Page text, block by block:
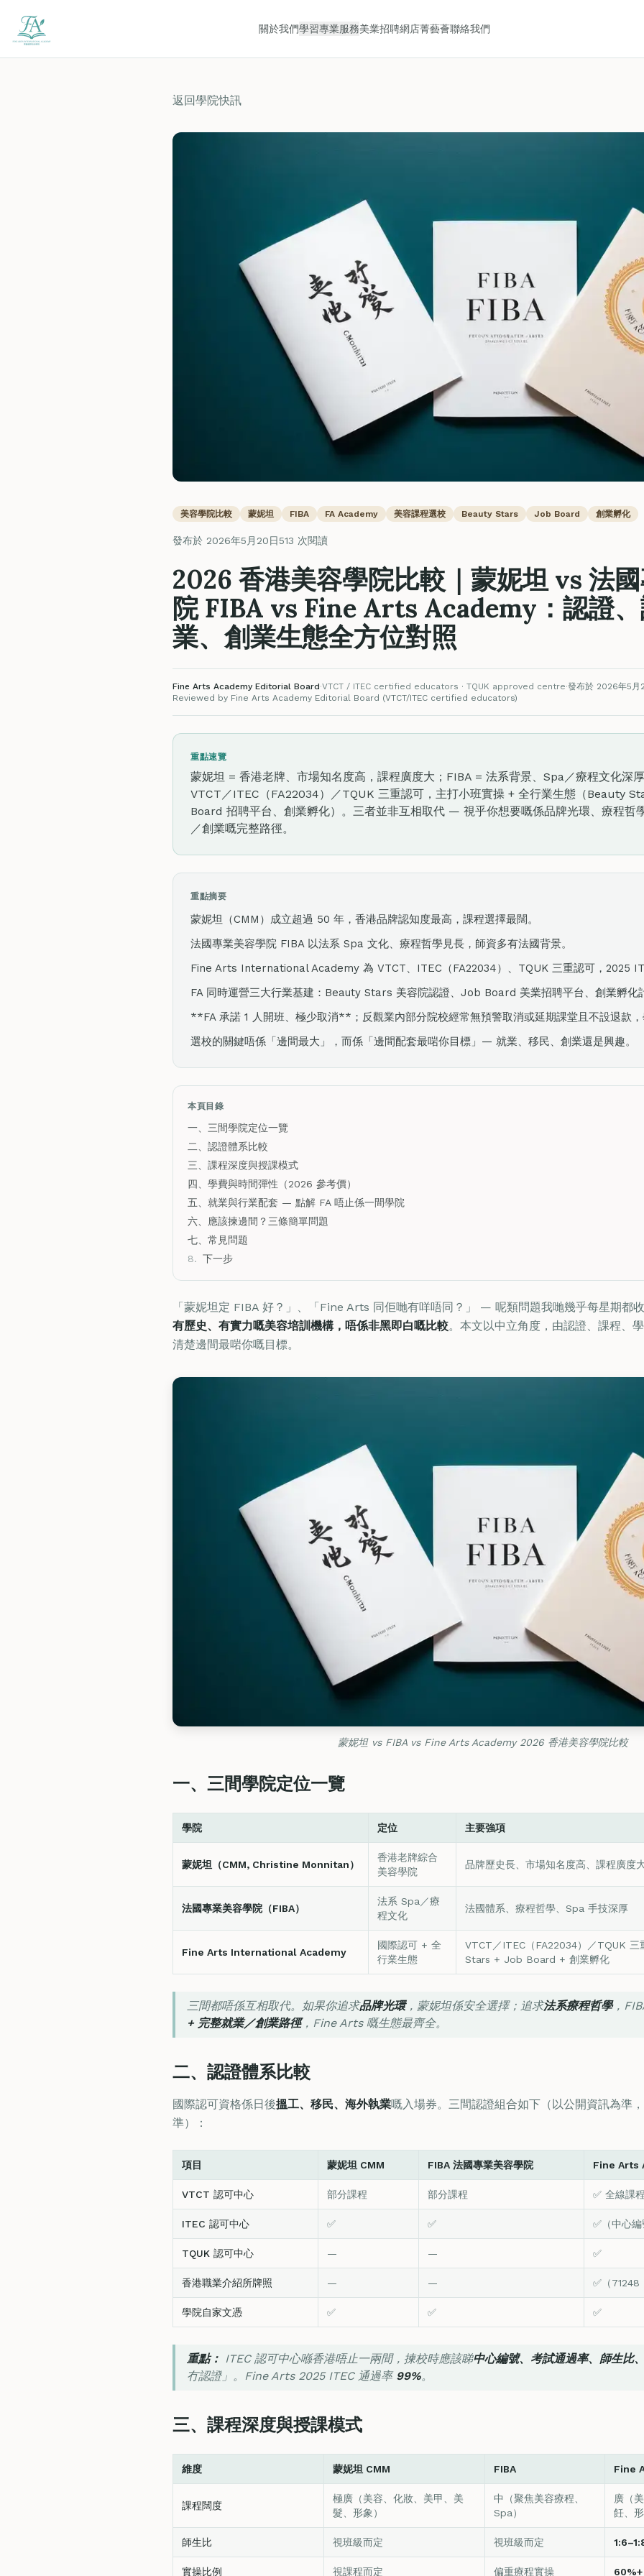
關於我們學習專業服務美業招聘網店菁藝薈聯絡我們
返回學院快訊
美容學院比較 蒙妮坦 FIBA FA Academy 美容課程選校 Beauty Stars Job Board 創業孵化
發布於 2026年5月20日513 次閱讀
2026 香港美容學院比較｜蒙妮坦 vs 法
院 FIBA vs Fine Arts Academy：認證
業、創業生態全方位對照
Fine Arts Academy Editorial Board·VTCT / ITEC certified educators · TQUK approved centre·發布於 2026年5月
Reviewed by Fine Arts Academy Editorial Board (VTCT/ITEC certified educators)
重點速覽
蒙妮坦 = 香港老牌、市場知名度高，課程廣度大；FIBA = 法系背景、Spa／療程文化
VTCT／ITEC（FA22034）／TQUK 三重認可，主打小班實操 + 全行業生態（Beauty
Board 招聘平台、創業孵化）。三者並非互相取代 — 視乎你想要嘅係品牌光環、療程哲
／創業嘅完整路徑。
重點摘要
蒙妮坦（CMM）成立超過 50 年，香港品牌認知度最高，課程選擇最闊。
法國專業美容學院 FIBA 以法系 Spa 文化、療程哲學見長，師資多有法國背景。
Fine Arts International Academy 為 VTCT、ITEC（FA22034）、TQUK 三重認可，2025
FA 同時運營三大行業基建：Beauty Stars 美容院認證、Job Board 美業招聘平台、創業孵化
**FA 承諾 1 人開班、極少取消**；反觀業內部分院校經常無預警取消或延期課堂且不設退款
選校的關鍵唔係「邊間最大」，而係「邊間配套最啱你目標」— 就業、移民、創業還是興趣。
本頁目錄
一、三間學院定位一覽
二、認證體系比較
三、課程深度與授課模式
四、學費與時間彈性（2026 參考價）
五、就業與行業配套 — 點解 FA 唔止係一間學院
六、應該揀邊間？三條簡單問題
七、常見問題
8. 下一步
「蒙妮坦定 FIBA 好？」、「Fine Arts 同佢哋有咩唔同？」 — 呢類問題我哋幾乎每星期都
有歷史、有實力嘅美容培訓機構，唔係非黑即白嘅比較。本文以中立角度，由認證、課程、
清楚邊間最啱你嘅目標。
蒙妮坦 vs FIBA vs Fine Arts Academy 2026 香港美容學院比較
一、三間學院定位一覽
學院 定位 主要強項
蒙妮坦（CMM, Christine Monnitan）
香港老牌綜合
美容學院
品牌歷史長、市場知名度高、課程廣度
法國專業美容學院（FIBA）
法系 Spa／療
程文化
法國體系、療程哲學、Spa 手技深厚
Fine Arts International Academy
國際認可 + 全
行業生態
VTCT／ITEC（FA22034）／TQUK
Stars + Job Board + 創業孵化
三間都唔係互相取代。如果你追求品牌光環，蒙妮坦係安全選擇；追求法系療程哲學，
+ 完整就業／創業路徑，Fine Arts 嘅生態最齊全。
二、認證體系比較
國際認可資格係日後搵工、移民、海外執業嘅入場券。三間認證組合如下（以公開資訊為準
準）：
項目 蒙妮坦 CMM FIBA 法國專業美容學院 Fine Arts
VTCT 認可中心 部分課程 部分課程 ✅ 全線課
ITEC 認可中心 ✅ ✅ ✅（中心
TQUK 認可中心 — — ✅
香港職業介紹所牌照 — — ✅（71248
學院自家文憑 ✅ ✅ ✅
重點： ITEC 認可中心喺香港唔止一兩間，揀校時應該睇中心編號、考試通過率、師生比
冇認證」。Fine Arts 2025 ITEC 通過率 99%。
三、課程深度與授課模式
維度 蒙妮坦 CMM FIBA Fine
課程闊度
極廣（美容、化妝、美甲、美
髮、形象）
中（聚焦美容療程、
Spa）
廣（
飪、
師生比 視班級而定 視班級而定
實操比例 視課程而定 偏重療程實操 60%+